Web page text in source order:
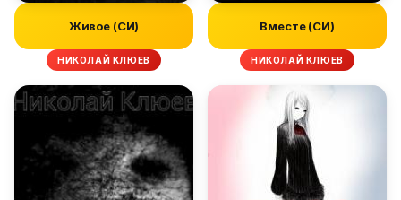
Живое (СИ)
НИКОЛАЙ КЛЮЕВ
Вместе (СИ)
НИКОЛАЙ КЛЮЕВ